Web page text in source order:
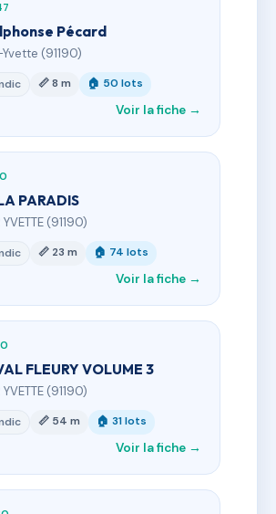
Pécard
(91190)
📏 8 m 🏠 50 lots
Voir la fiche →
PARADIS
YVETTE (91190)
📏 23 m 🏠 74 lots
Voir la fiche →
FLEURY VOLUME 3
YVETTE (91190)
📏 54 m 🏠 31 lots
Voir la fiche →